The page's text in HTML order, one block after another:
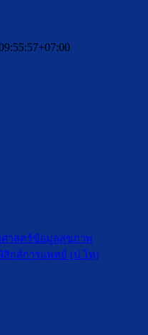
าสตร์ข้อมูลสุขภาพ
กส์การแพทย์ (ป.โท)